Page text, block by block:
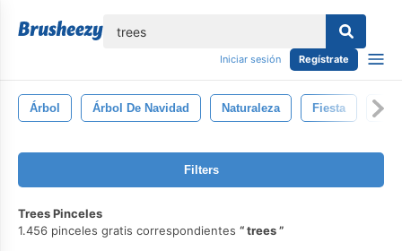
Iniciar sesión Regístrate
Árbol Árbol De Navidad Naturaleza Fiesta
Filters
Trees Pinceles
1.456 pinceles gratis correspondientes
trees